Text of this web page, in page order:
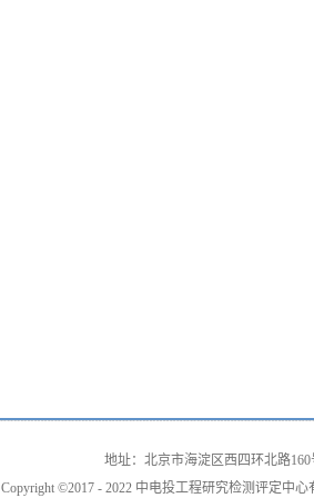
Copyright ©2017 - 2022 中电投工程研究检测评定中心
地址：北京市海淀区西四环北路160